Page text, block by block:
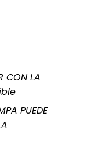
CON LA
PUEDE